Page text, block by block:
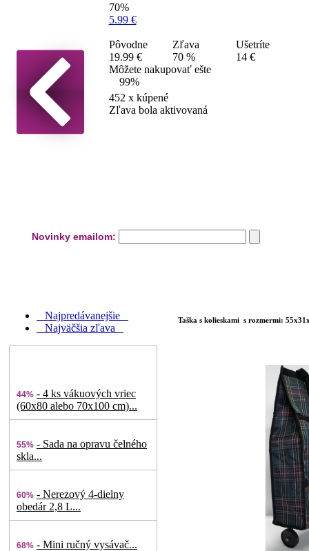
70%
5.99 €
Pôvodne
19.99 €
Zľava
70 %
Ušetríte
14 €
Môžete nakupovať ešte
99%
452 x kúpené
Zľava bola aktivovaná
Novinky emailom:
Najpredávanejšie
Najväčšia zľava
44% - 4 ks vákuových vriec
(60x80 alebo 70x100 cm)...
55% - Sada na opravu čelného
skla...
60% - Nerezový 4-dielny
obedár 2,8 L...
68% - Mini ručný vysávač...
Taška s kolieskami s rozmermi: